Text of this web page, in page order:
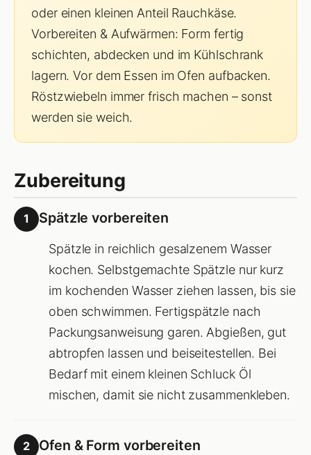
oder einen kleinen Anteil Rauchkäse.
Vorbereiten & Aufwärmen: Form fertig
schichten, abdecken und im Kühlschrank
lagern. Vor dem Essen im Ofen aufbacken.
Röstzwiebeln immer frisch machen – sonst
werden sie weich.
Zubereitung
1 Spätzle vorbereiten
Spätzle in reichlich gesalzenem Wasser
kochen. Selbstgemachte Spätzle nur kurz
im kochenden Wasser ziehen lassen, bis sie
oben schwimmen. Fertigspätzle nach
Packungsanweisung garen. Abgießen, gut
abtropfen lassen und beiseitestellen. Bei
Bedarf mit einem kleinen Schluck Öl
mischen, damit sie nicht zusammenkleben.
2 Ofen & Form vorbereiten